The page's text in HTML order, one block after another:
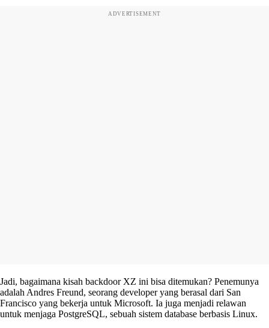
ADVERTISEMENT
Jadi, bagaimana kisah backdoor XZ ini bisa ditemukan? Penemunya
adalah Andres Freund, seorang developer yang berasal dari San
Francisco yang bekerja untuk Microsoft. Ia juga menjadi relawan
untuk menjaga PostgreSQL, sebuah sistem database berbasis Linux.